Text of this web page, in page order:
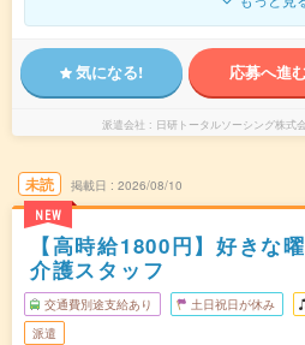
気になる! 応募へ進
派遣会社 日研トータルソーシング株
未読
NEW
掲載日 2026/08/10
【高時給1800円】好きな
介護スタッフ
交通費別途支給あり 土日祝日が休み
派遣